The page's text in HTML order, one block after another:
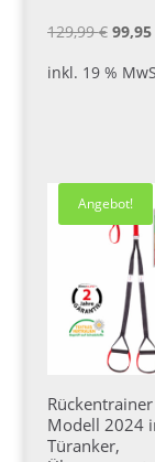
129,99€ 99,95
inkl. 19 %
Angebot!
Modell 2024
Türanker,